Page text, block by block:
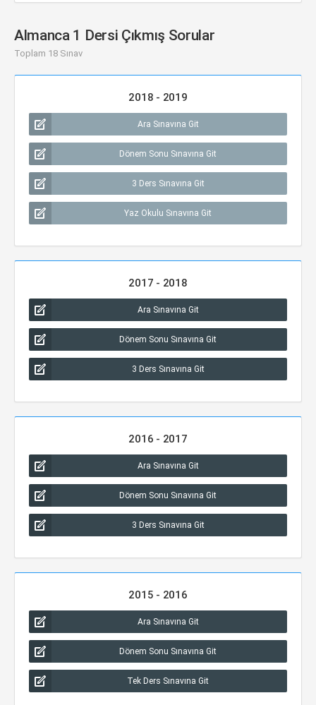
Almanca 1 Dersi Çıkmış Sorular
Toplam 18 Sınav
2018 - 2019
Ara Sınavına Git
Dönem Sonu Sınavına Git
3 Ders Sınavına Git
Yaz Okulu Sınavına Git
2017 - 2018
Ara Sınavına Git
Dönem Sonu Sınavına Git
3 Ders Sınavına Git
2016 - 2017
Ara Sınavına Git
Dönem Sonu Sınavına Git
3 Ders Sınavına Git
2015 - 2016
Ara Sınavına Git
Dönem Sonu Sınavına Git
Tek Ders Sınavına Git